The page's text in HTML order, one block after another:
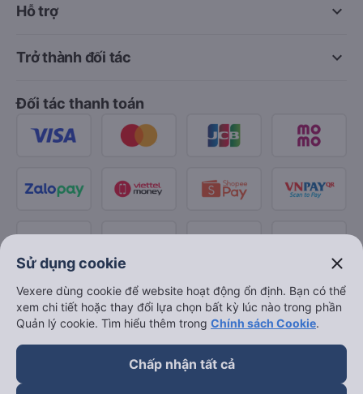
keyboard_arrow_down
Hỗ trợ
keyboard_arrow_down
Trở thành đối tác
Đối tác thanh toán
Sử dụng cookie close
Vexere dùng cookie để website hoạt động ổn định. Bạn có thể
xem chi tiết hoặc thay đổi lựa chọn bất kỳ lúc nào trong phần
Quản lý cookie. Tìm hiểu thêm trong Chính sách Cookie.
Chấp nhận tất cả